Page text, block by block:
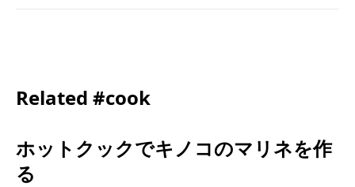
Related #cook
ホットクックでキノコのマリネを作
る